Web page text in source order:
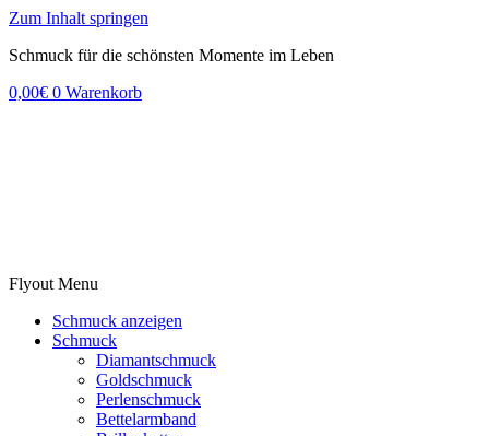
Zum Inhalt springen
Schmuck für die schönsten Momente im Leben
0,00€ 0 Warenkorb
Flyout Menu
Schmuck anzeigen
Schmuck
Diamantschmuck
Goldschmuck
Perlenschmuck
Bettelarmband